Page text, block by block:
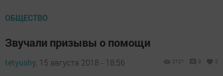
ОБЩЕСТВО
Звучали призывы о помощи
tetyushy, 15 августа 2018 - 18:56 2121 0 2